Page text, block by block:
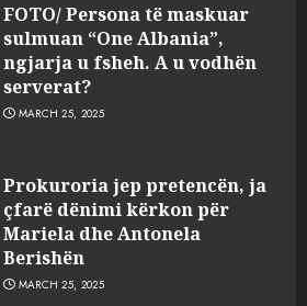
FOTO/ Persona të maskuar
sulmuan “One Albania”,
ngjarja u fsheh. A u vodhën
serverat?
MARCH 25, 2025
Prokuroria jep pretencën, ja
çfarë dënimi kërkon për
Mariela dhe Antonela
Berishën
MARCH 25, 2025